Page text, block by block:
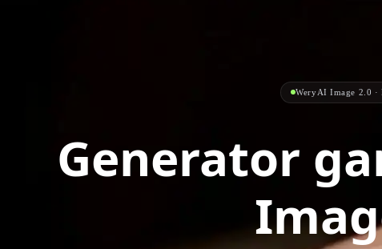
WeryAI Image 2.0 ·
Generator